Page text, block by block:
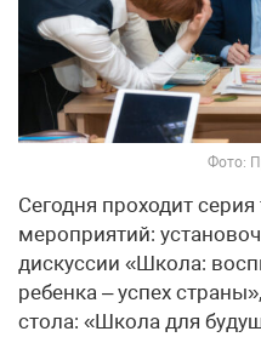
Фото:
Сегодня проходит серия
мероприятий:
дискуссии «Школа:
ребенка – успех
стола: «Школа для